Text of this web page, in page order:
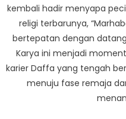
kembali hadir menyapa
religi terbarunya,
bertepatan dengan
Karya ini menjadi
karier Daffa yang tengah
menuju fase remaja